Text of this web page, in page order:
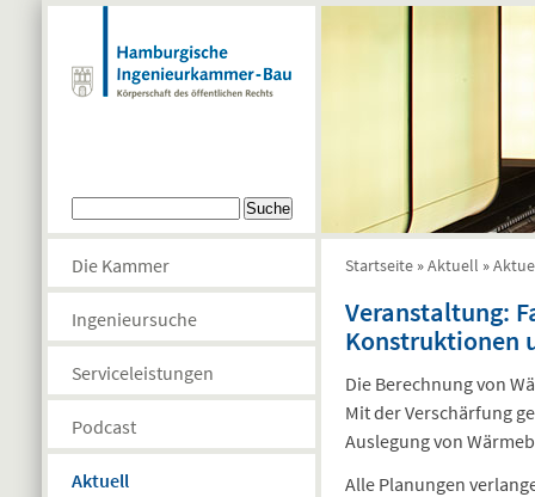
Direkt zum Inhalt
Suchformular
Die Kammer
Ingenieursuche
Serviceleistungen
Podcast
Aktuell
Sie sind hier
Startseite »Aktuell »
Veranstaltung:
Konstruktionen
Die Berechnung von
Mit der Verschärfung
Auslegung von
Alle Planungen